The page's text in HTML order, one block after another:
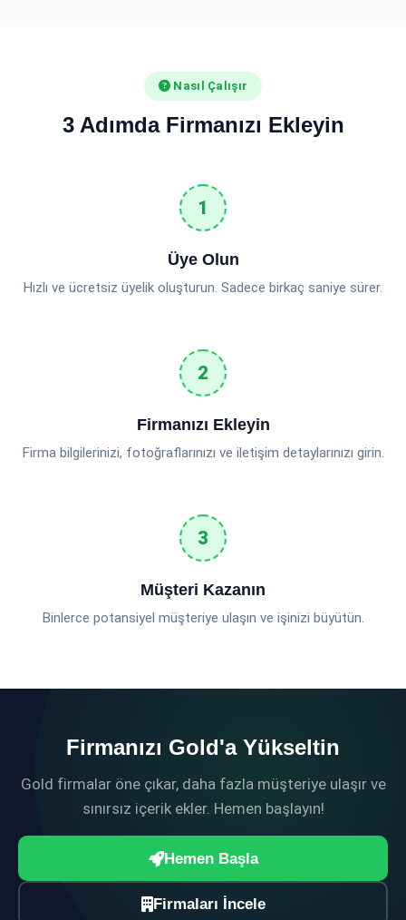
Nasıl Çalışır
3 Adımda Firmanızı Ekleyin
Üye Olun
Hızlı ve ücretsiz üyelik oluşturun. Sadece birkaç saniye sürer.
Firmanızı Ekleyin
Firma bilgilerinizi, fotoğraflarınızı ve iletişim detaylarınızı girin.
Müşteri Kazanın
Binlerce potansiyel müşteriye ulaşın ve işinizi büyütün.
Firmanızı Gold'a Yükseltin
Gold firmalar öne çıkar, daha fazla müşteriye ulaşır ve
sınırsız içerik ekler. Hemen başlayın!
Hemen Başla
Firmaları İncele